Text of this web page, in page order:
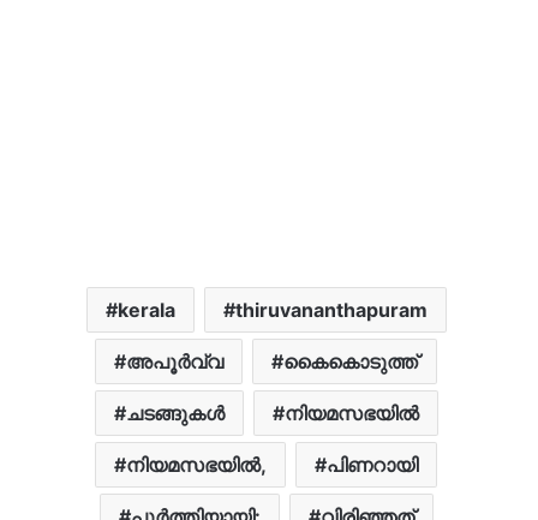
kerala thiruvananthapuram
അപൂര്‍വ്വ കൈകൊടുത്ത്
ചടങ്ങുകൾ നിയമസഭയില്‍
നിയമസഭയില്‍, പിണറായി